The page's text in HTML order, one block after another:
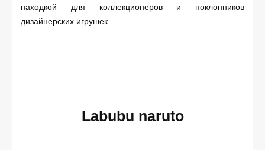
находкой для коллекционеров и поклонников
дизайнерских игрушек.
Labubu naruto